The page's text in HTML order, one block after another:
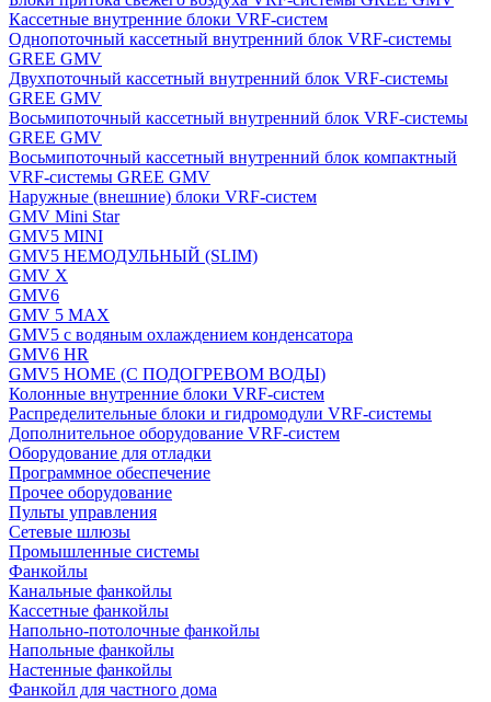
Кассетные внутренние блоки VRF-систем
Однопоточный кассетный внутренний блок VRF-системы
GREE GMV
Двухпоточный кассетный внутренний блок VRF-системы
GREE GMV
Восьмипоточный кассетный внутренний блок VRF-системы
GREE GMV
Восьмипоточный кассетный внутренний блок компактный
VRF-системы GREE GMV
Наружные (внешние) блоки VRF-систем
GMV Mini Star
GMV5 MINI
GMV5 НЕМОДУЛЬНЫЙ (SLIM)
GMV X
GMV6
GMV 5 MAX
GMV5 с водяным охлаждением конденсатора
GMV6 HR
GMV5 HOME (С ПОДОГРЕВОМ ВОДЫ)
Колонные внутренние блоки VRF-систем
Распределительные блоки и гидромодули VRF-системы
Дополнительное оборудование VRF-систем
Оборудование для отладки
Программное обеспечение
Прочее оборудование
Пульты управления
Сетевые шлюзы
Промышленные системы
Фанкойлы
Канальные фанкойлы
Кассетные фанкойлы
Напольно-потолочные фанкойлы
Напольные фанкойлы
Настенные фанкойлы
Фанкойл для частного дома